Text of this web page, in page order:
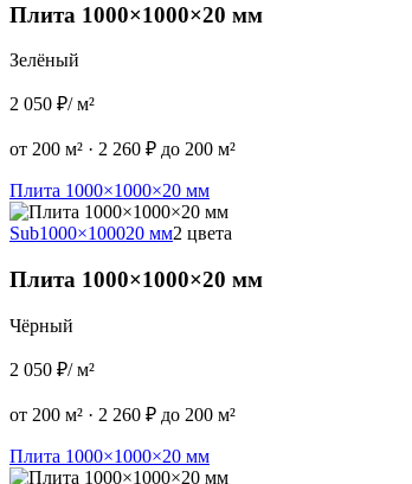
Плита 1000×1000×20 мм
Зелёный
2 050 ₽/ м²
от 200 м² · 2 260 ₽ до 200 м²
Плита 1000×1000×20 мм
Sub1000×100020 мм2 цвета
Плита 1000×1000×20 мм
Чёрный
2 050 ₽/ м²
от 200 м² · 2 260 ₽ до 200 м²
Плита 1000×1000×20 мм